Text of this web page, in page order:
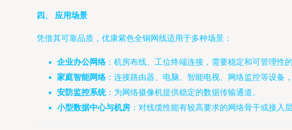
四、 应用场景
凭借其可靠品质，优康紫色全铜网线适用于多种场景：
企业办公网络：机房布线、工位终端连接，需要稳定和可管理性的
家庭智能网络：连接路由器、电脑、智能电视、网络监控等设备
安防监控系统：为网络摄像机提供稳定的数据传输通道。
小型数据中心与机房 ：对线缆性能有较高要求的网络骨干或接入层